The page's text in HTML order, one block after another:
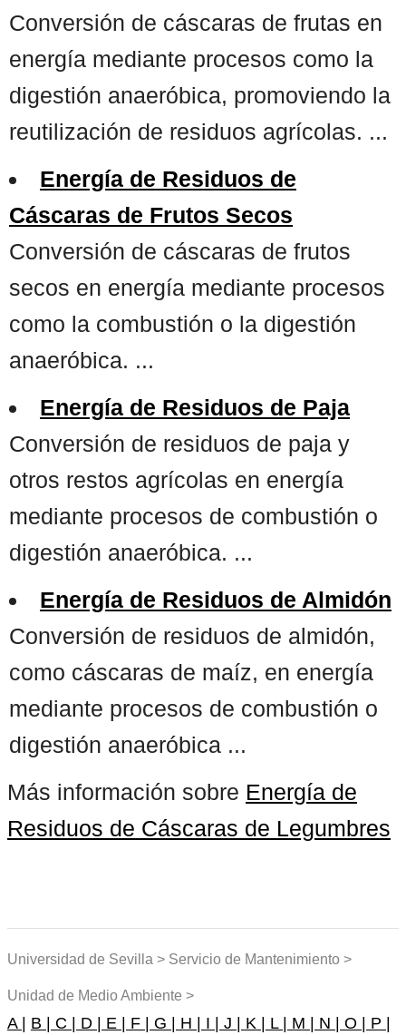
Conversión de cáscaras de frutas en
energía mediante procesos como la
digestión anaeróbica, promoviendo la
reutilización de residuos agrícolas. ...
Energía de Residuos de
Cáscaras de Frutos Secos
Conversión de cáscaras de frutos
secos en energía mediante procesos
como la combustión o la digestión
anaeróbica. ...
Energía de Residuos de Paja
Conversión de residuos de paja y
otros restos agrícolas en energía
mediante procesos de combustión o
digestión anaeróbica. ...
Energía de Residuos de Almidón
Conversión de residuos de almidón,
como cáscaras de maíz, en energía
mediante procesos de combustión o
digestión anaeróbica ...
Más información sobre Energía de
Residuos de Cáscaras de Legumbres
Universidad de Sevilla > Servicio de Mantenimiento >
Unidad de Medio Ambiente >
A | B | C | D | E | F | G | H | I | J | K | L | M | N | O | P |